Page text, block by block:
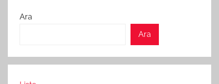
Ara
Ara